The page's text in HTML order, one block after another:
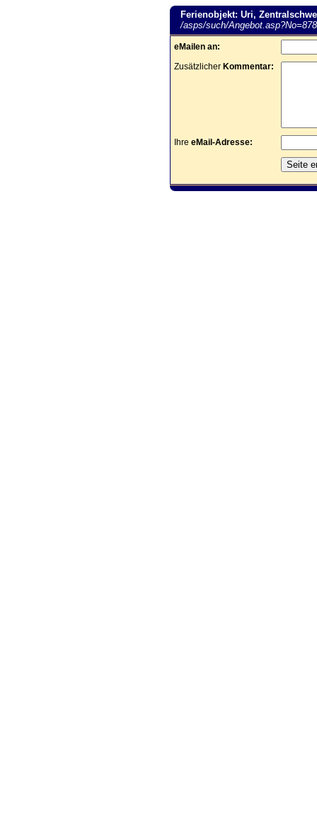
Ferienobjekt: Uri,
/asps/such/
eMailen an:
Zusätzlicher Kommentar:
Ihre eMail-Adresse: